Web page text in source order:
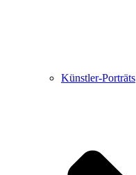
Künstler-Porträts